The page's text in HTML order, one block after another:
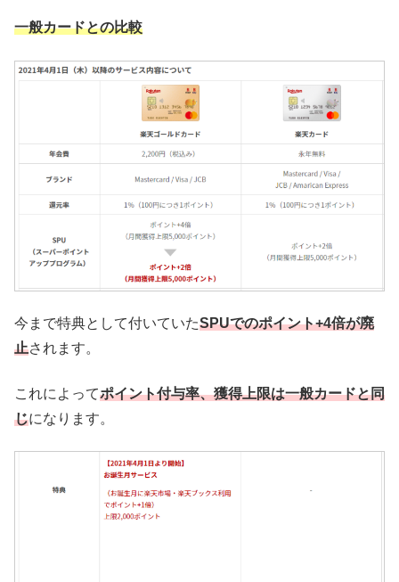
一般カードとの比較
今まで特典として付いていたSPUでのポイント+4倍が廃
止されます。
これによってポイント付与率、獲得上限は一般カードと同
じになります。